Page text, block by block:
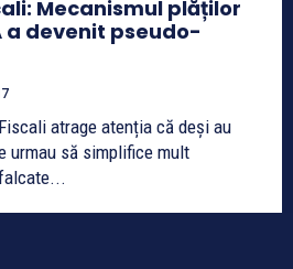
Mecanismul plăților
a devenit pseudo-
atrage atenția că deși au
urmau să simplifice mult